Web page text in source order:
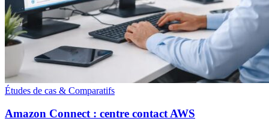
Études de cas & Comparatifs
Amazon Connect : centre contact AWS